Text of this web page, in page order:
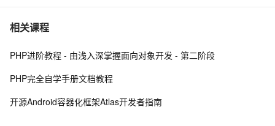
7 PHP设计模式：单例模式
8 php 的函数参数值类型限定
相关课程
PHP进阶教程 - 由浅入深掌握面向对象开发 - 第二阶段
PHP完全自学手册文档教程
开源Android容器化框架Atlas开发者指南